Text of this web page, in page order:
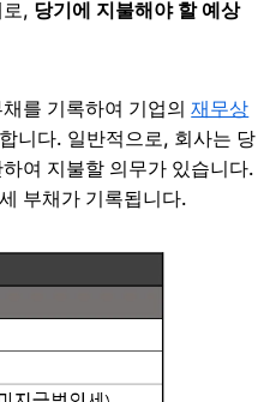
, 당기에 지불해야 할 예상
를 기록하여 기업의재무상
니다. 일반적으로, 회사는 당
여 지불할 의무가 있습니다.
부채가 기록됩니다.